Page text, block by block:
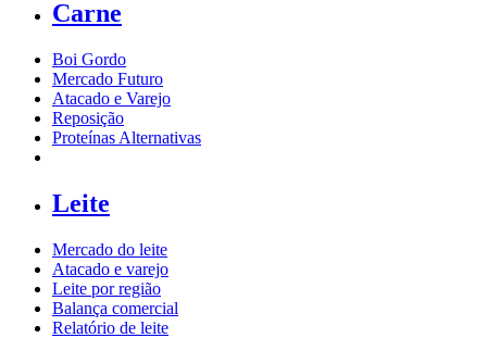
Carne
Boi Gordo
Mercado Futuro
Atacado e Varejo
Reposição
Proteínas Alternativas
Leite
Mercado do leite
Atacado e varejo
Leite por região
Balança comercial
Relatório de leite